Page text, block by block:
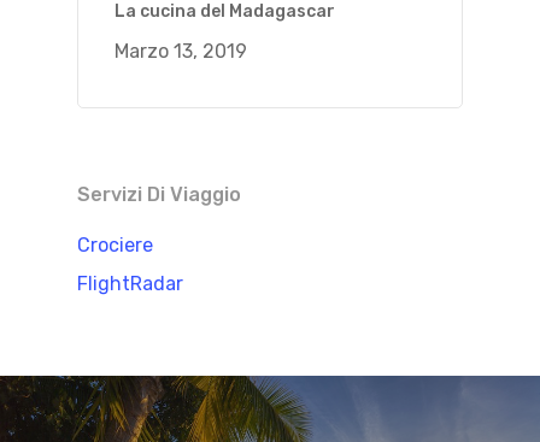
La cucina del Madagascar
Marzo 13, 2019
Servizi Di Viaggio
Crociere
FlightRadar